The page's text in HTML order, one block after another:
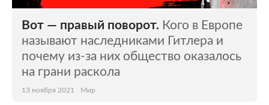
Из жизни Среда обитания
Вот — правый поворот. Кого в Европе
называют наследниками Гитлера и
почему из-за них общество оказалось
на грани раскола
13 ноября 2021 Мир